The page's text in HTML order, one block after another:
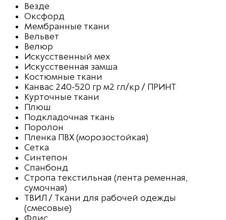
Везде
Оксфорд
Мембранные ткани
Вельвет
Велюр
Искусственный мех
Искусственная замша
Костюмные ткани
Канвас 240-520 гр м2 гл/кр / ПРИНТ
Курточные ткани
Плюш
Подкладочная ткань
Поролон
Пленка ПВХ (морозостойкая)
Сетка
Синтепон
Спанбонд
Стропа текстильная (лента ременная,
сумочная)
ТВИЛ / Ткани для рабочей одежды
(смесовые)
Флис